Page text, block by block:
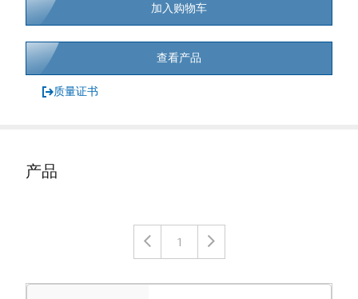
加入购物车
查看产品
质量证书
产品
1